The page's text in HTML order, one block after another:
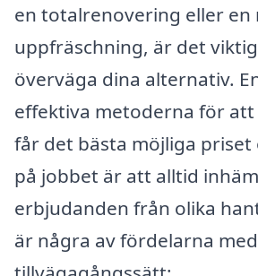
en totalrenovering eller en
uppfräschning, är det
överväga dina alternativ.
effektiva metoderna för att
får det bästa möjliga priset
på jobbet är att alltid
erbjudanden från olika
är några av fördelarna